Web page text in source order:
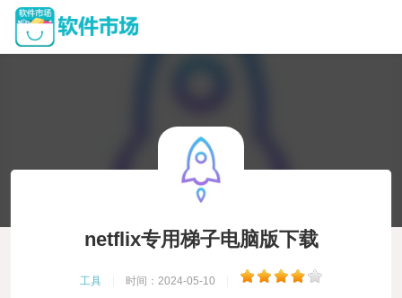
netflix专用梯子电脑版下载
工具 时间：2024-05-10